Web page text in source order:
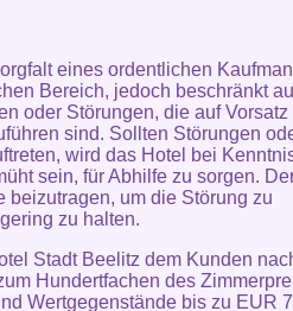
eines ordentlichen
Bereich, jedoch beschränkt
oder Störungen, die auf Vorsatz
sind. Sollten Störungen
wird das Hotel bei
sein, für Abhilfe zu sorgen.
beizutragen, um die Störung zu
zu halten.
Stadt Beelitz dem Kunden
Hundertfachen des
Wertgegenstände bis zu EUR